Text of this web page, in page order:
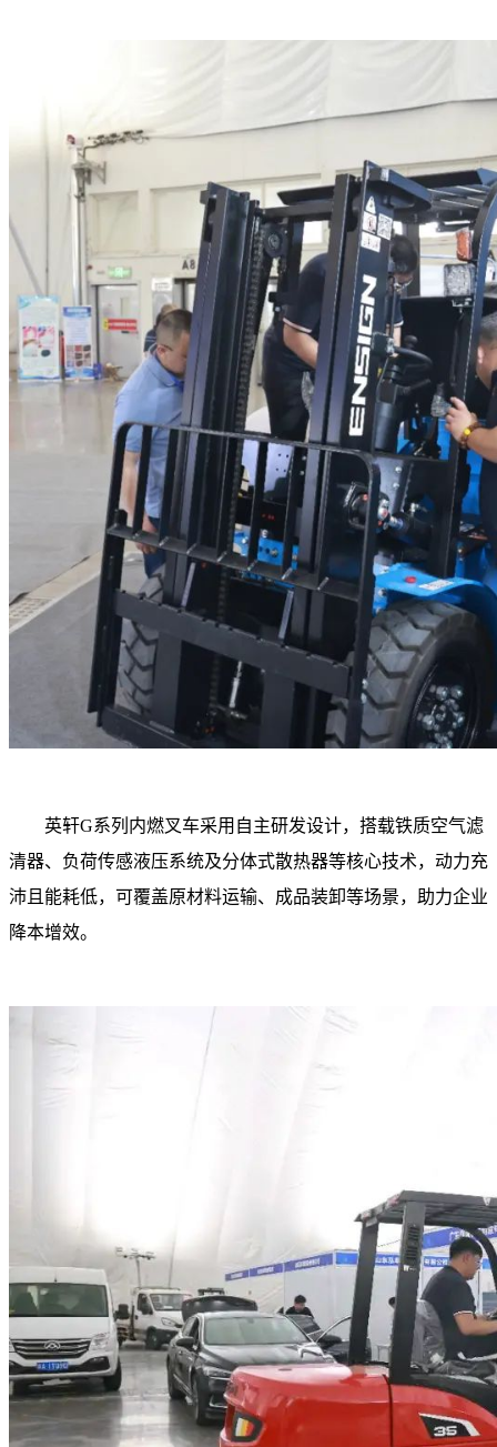
英轩G系列内燃叉车采用自主研发设计，搭载铁质空气滤
清器、负荷传感液压系统及分体式散热器等核心技术，动力充
沛且能耗低，可覆盖原材料运输、成品装卸等场景，助力企业
降本增效。